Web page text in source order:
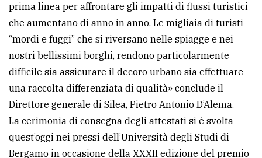
prima linea per affrontare gli impatti di flussi turistici
che aumentano di anno in anno. Le migliaia di turisti
“mordi e fuggi” che si riversano nelle spiagge e nei
nostri bellissimi borghi, rendono particolarmente
difficile sia assicurare il decoro urbano sia effettuare
una raccolta differenziata di qualità» conclude il
Direttore generale di Silea, Pietro Antonio D’Alema.
La cerimonia di consegna degli attestati si è svolta
quest’oggi nei pressi dell’Università degli Studi di
Bergamo in occasione della XXXII edizione del premio